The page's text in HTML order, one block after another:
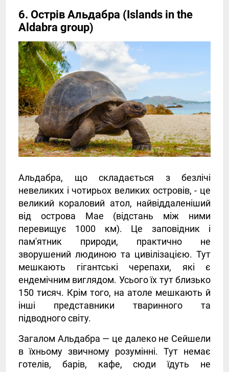
6. Острів Альдабра (Islands in the
Aldabra group)
Альдабра, що складається з безлічі
невеликих і чотирьох великих островів, - це
великий кораловий атол, найвіддаленіший
від острова Мае (відстань між ними
перевищує 1000 км). Це заповідник і
пам'ятник природи, практично не
зворушений людиною та цивілізацією. Тут
мешкають гігантські черепахи, які є
ендемічним виглядом. Усього їх тут близько
150 тисяч. Крім того, на атоле мешкають й
інші представники тваринного та
підводного світу.
Загалом Альдабра — це далеко не Сейшели
в їхньому звичному розумінні. Тут немає
готелів, барів, кафе, сюди їдуть не